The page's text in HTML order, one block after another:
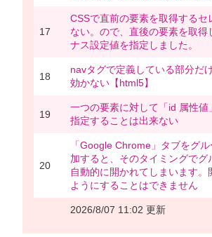
17
CSSで直前の要素を取得するセ
ない。ので、直後の要素を取得
ナス設定値を指定しました。
18
navタグで定義している部分だ
効かない【html5】
19
一つの要素に対して「id 属性値
指定することは出来ない
20
「Google Chrome」タブをグ
加すると、そのタイミングでグ
自動的に開かれてしまいます。
ようにすることはできません
2026/8/07 11:02 更新